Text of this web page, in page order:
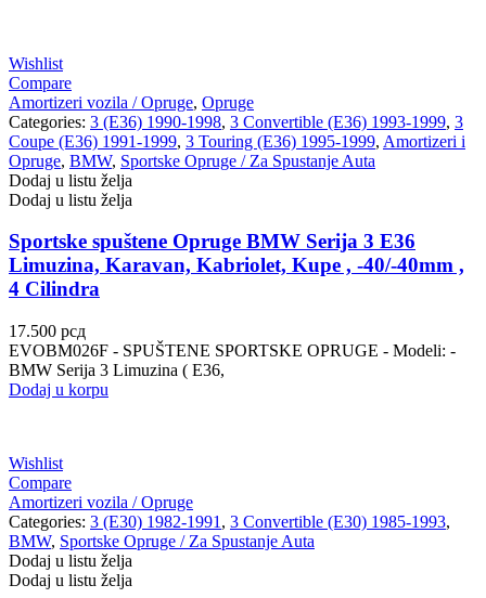
Wishlist
Compare
Amortizeri vozila / Opruge, Opruge
Categories: 3 (E36) 1990-1998, 3 Convertible (E36) 1993-1999, 3
Coupe (E36) 1991-1999, 3 Touring (E36) 1995-1999, Amortizeri i
Opruge, BMW, Sportske Opruge / Za Spustanje Auta
Dodaj u listu želja
Dodaj u listu želja
Sportske spuštene Opruge BMW Serija 3 E36
Limuzina, Karavan, Kabriolet, Kupe , -40/-40mm ,
4 Cilindra
17.500 рсд
EVOBM026F - SPUŠTENE SPORTSKE OPRUGE - Modeli: -
BMW Serija 3 Limuzina ( E36,
Dodaj u korpu
Wishlist
Compare
Amortizeri vozila / Opruge
Categories: 3 (E30) 1982-1991 , 3 Convertible (E30) 1985-1993,
BMW, Sportske Opruge / Za Spustanje Auta
Dodaj u listu želja
Dodaj u listu želja